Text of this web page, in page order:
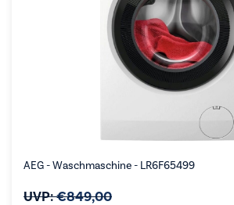
AEG - Waschmaschine - LR6F65499
UVP:€849,00